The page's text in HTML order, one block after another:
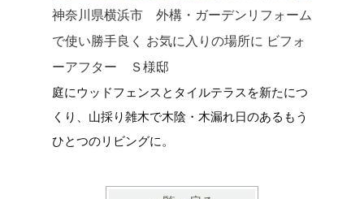
神奈川県横浜市 外構・ガーデンリフォーム
で使い勝手良く お気に入りの場所に ビフォ
ーアフター Ｓ様邸
庭にウッドフェンスとタイルテラスを新たにつ
くり、山採り雑木で木陰・木漏れ日のあるもう
ひとつのリビングに。